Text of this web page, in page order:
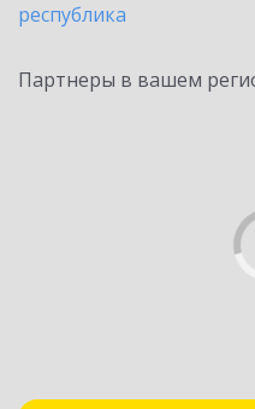
республика
Партнеры в вашем